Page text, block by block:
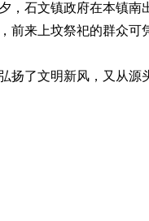
，石文镇政府在本镇南
前来上坟祭祀的群众
扬了文明新风，又从